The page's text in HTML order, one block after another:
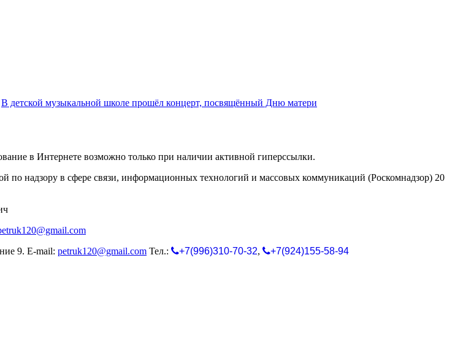
В детской музыкальной школе прошёл концерт, посвящённый Дню матери
в Интернете возможно только при наличии активной гиперссылки.
по надзору в сфере связи, информационных технологий и массовых коммуникаций (Роскомнадзор) 20
9. E-mail: petruk120@gmail.com Тел.: +7(996)310-70-32,
+7(924)155-58-94